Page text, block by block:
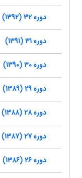
دوره 32 (1392)
دوره 31 (1391)
دوره 30 (1390)
دوره 29 (1389)
دوره 28 (1388)
دوره 27 (1387)
دوره 26 (1386)